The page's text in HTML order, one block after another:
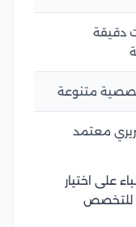
دقيقة
متنوعة
معتمد
على اختيار
للتخصص